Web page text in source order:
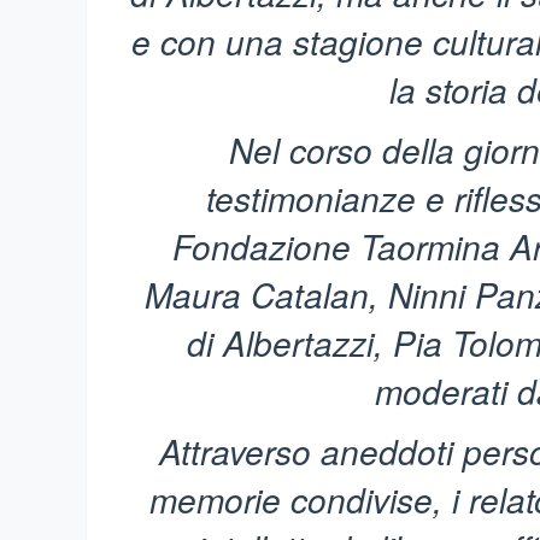
e con una stagione
la storia
Nel corso della
testimonianze e
Fondazione Taormina
Maura Catalan, Ninni
di Albertazzi, Pia
moderati
Attraverso aneddoti
memorie condivise, i